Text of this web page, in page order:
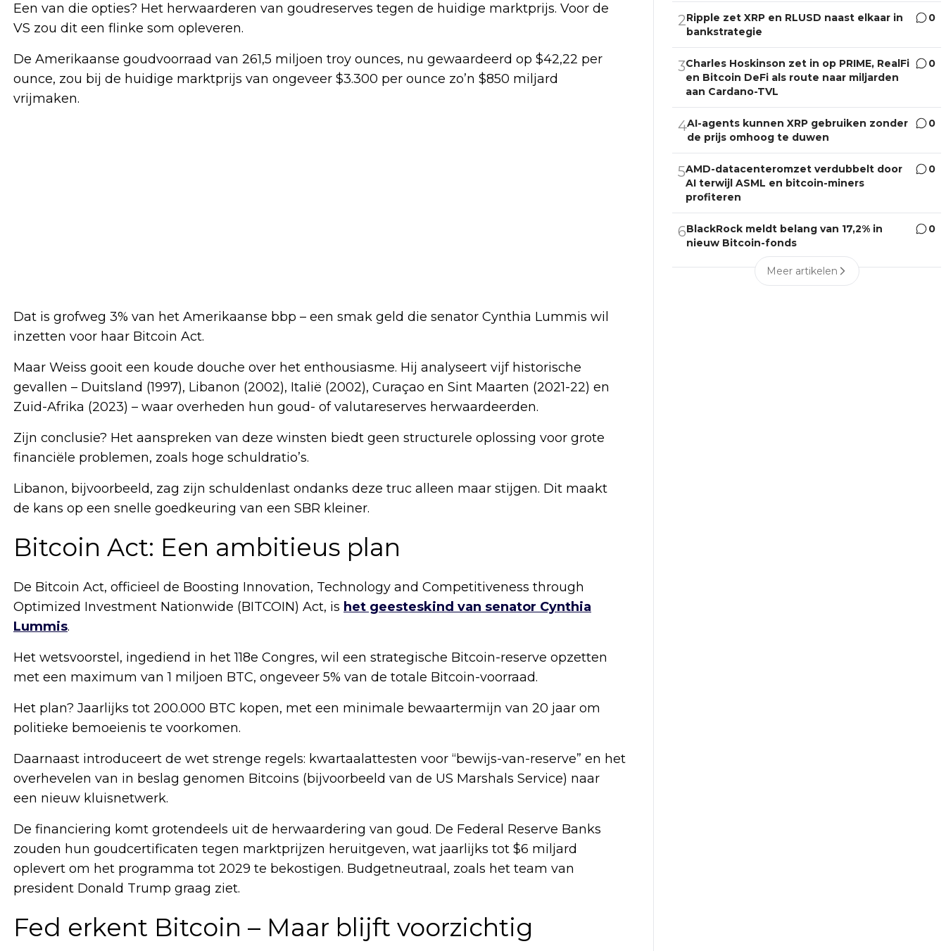
Een van die opties? Het herwaarderen van goudreserves tegen de huidige marktprijs. Voor de
VS zou dit een flinke som opleveren.
De Amerikaanse goudvoorraad van 261,5 miljoen troy ounces, nu gewaardeerd op $42,22 per
ounce, zou bij de huidige marktprijs van ongeveer $3.300 per ounce zo’n $850 miljard
vrijmaken.
Dat is grofweg 3% van het Amerikaanse bbp – een smak geld die senator Cynthia Lummis wil
inzetten voor haar Bitcoin Act.
Maar Weiss gooit een koude douche over het enthousiasme. Hij analyseert vijf historische
gevallen – Duitsland (1997), Libanon (2002), Italië (2002), Curaçao en Sint Maarten (2021-22) en
Zuid-Afrika (2023) – waar overheden hun goud- of valutareserves herwaardeerden.
Zijn conclusie? Het aanspreken van deze winsten biedt geen structurele oplossing voor grote
financiële problemen, zoals hoge schuldratio’s.
Libanon, bijvoorbeeld, zag zijn schuldenlast ondanks deze truc alleen maar stijgen. Dit maakt
de kans op een snelle goedkeuring van een SBR kleiner.
Bitcoin Act: Een ambitieus plan
De Bitcoin Act, officieel de Boosting Innovation, Technology and Competitiveness through
Optimized Investment Nationwide (BITCOIN) Act, is het geesteskind van senator Cynthia
Lummis.
Het wetsvoorstel, ingediend in het 118e Congres, wil een strategische Bitcoin-reserve opzetten
met een maximum van 1 miljoen BTC, ongeveer 5% van de totale Bitcoin-voorraad.
Het plan? Jaarlijks tot 200.000 BTC kopen, met een minimale bewaartermijn van 20 jaar om
politieke bemoeienis te voorkomen.
Daarnaast introduceert de wet strenge regels: kwartaalattesten voor “bewijs-van-reserve” en het
overhevelen van in beslag genomen Bitcoins (bijvoorbeeld van de US Marshals Service) naar
een nieuw kluisnetwerk.
De financiering komt grotendeels uit de herwaardering van goud. De Federal Reserve Banks
zouden hun goudcertificaten tegen marktprijzen heruitgeven, wat jaarlijks tot $6 miljard
oplevert om het programma tot 2029 te bekostigen. Budgetneutraal, zoals het team van
president Donald Trump graag ziet.
Fed erkent Bitcoin – Maar blijft voorzichtig
2Ripple zet XRP en RLUSD naast elkaar in
bankstrategie
0
3Charles Hoskinson zet in op PRIME, RealFi
en Bitcoin DeFi als route naar miljarden
aan Cardano-TVL
0
4AI-agents kunnen XRP gebruiken zonder
de prijs omhoog te duwen
0
5AMD-datacenteromzet verdubbelt door
AI terwijl ASML en bitcoin-miners
profiteren
0
6BlackRock meldt belang van 17,2% in
nieuw Bitcoin-fonds
0
Meer artikelen